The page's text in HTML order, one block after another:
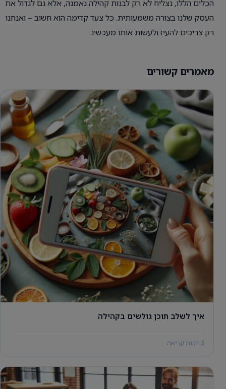
הכלים הללו, נצליח לא רק לבנות קהילה נאמנה, אלא גם לגדול את
העסק שלנו בצורה משמעותית. כל צעד קדימה הוא חשוב – ואנחנו
רק צריכים להעיז ולעשות אותו מעכשיו.
מאמרים קשורים
איך לשלב תוכן גולשים בקהילה
3 דקות קריאה